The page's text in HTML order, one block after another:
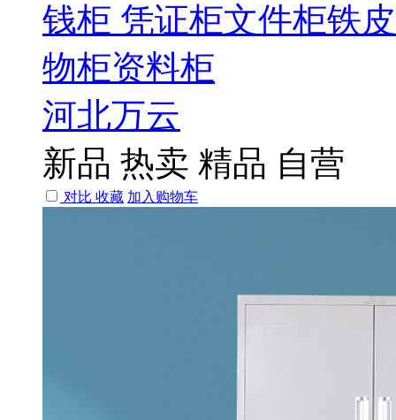
钱柜 凭证柜文件柜铁
物柜资料柜
河北万云
新品 热卖 精品 自营
对比 收藏 加入购物车